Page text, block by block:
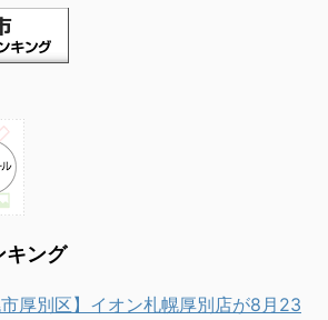
キング
市厚別区】イオン札幌厚別店が8月23